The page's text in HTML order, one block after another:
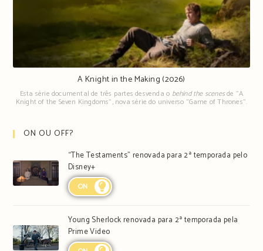
A Knight in the Making (2026)
Esta série documental de três partes desvenda o behind the scenesde "A
Knight of the Seven Kingdoms", nova série do universo "Game of Thrones".
ON OU OFF?
“The Testaments” renovada para 2ª temporada pelo
Disney+
ON
Young Sherlock renovada para 2ª temporada pela
Prime Video